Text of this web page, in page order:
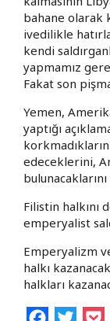
bahane olarak
ivedilikle
kendi
yapmamız
Fakat son
Yemen,
yaptığı
edeceklerini,
Filistin halkını
emperyalist
Emperyalizm
halkı
halkları
Facebook